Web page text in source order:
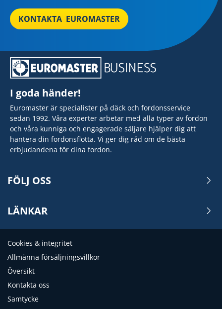
KONTAKTA EUROMASTER
I goda händer!
Euromaster är specialister på däck och fordonsservice
sedan 1992. Våra experter arbetar med alla typer av fordon
och våra kunniga och engagerade säljare hjälper dig att
hantera din fordonsflotta. Vi ger dig råd om de bästa
erbjudandena för dina fordon.
FÖLJ OSS
LÄNKAR
Cookies & integritet
Allmänna försäljningsvillkor
Översikt
Kontakta oss
Samtycke